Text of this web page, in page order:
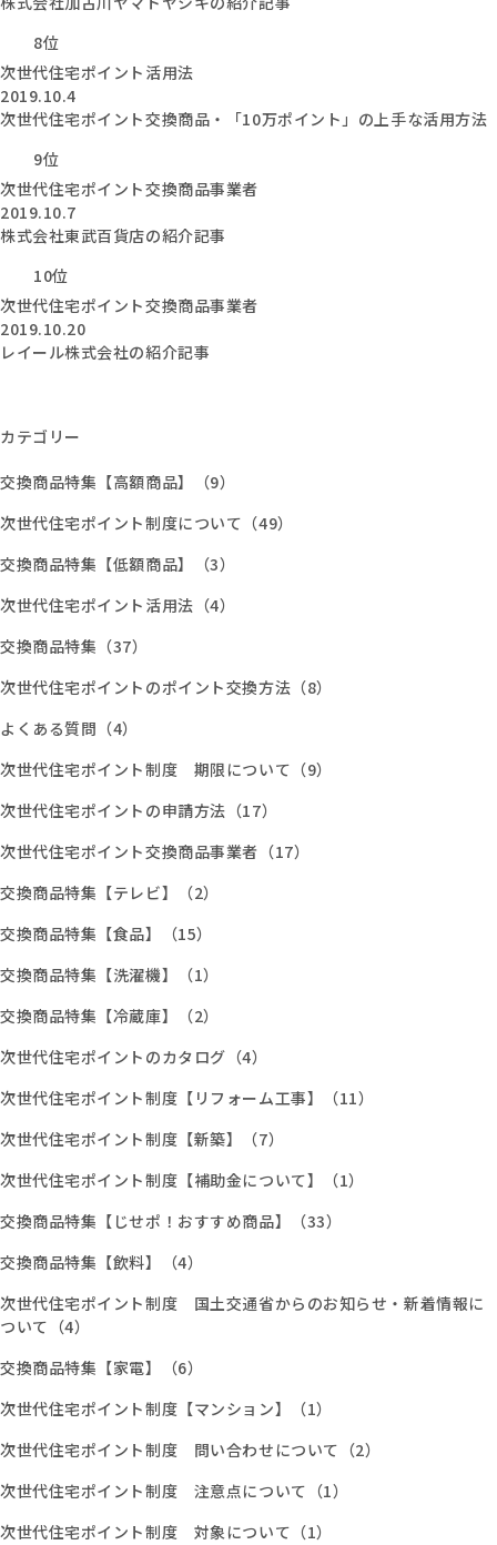
8位
次世代住宅ポイント活用法
2019.10.4
次世代住宅ポイント交換商品・「10万ポイント」の上手な活用方法
9位
次世代住宅ポイント交換商品事業者
2019.10.7
株式会社東武百貨店の紹介記事
10位
次世代住宅ポイント交換商品事業者
2019.10.20
レイール株式会社の紹介記事
カテゴリー
交換商品特集【高額商品】（9）
次世代住宅ポイント制度について（49）
交換商品特集【低額商品】（3）
次世代住宅ポイント活用法（4）
交換商品特集（37）
次世代住宅ポイントのポイント交換方法（8）
よくある質問（4）
次世代住宅ポイント制度 期限について（9）
次世代住宅ポイントの申請方法（17）
次世代住宅ポイント交換商品事業者（17）
交換商品特集【テレビ】（2）
交換商品特集【食品】（15）
交換商品特集【洗濯機】（1）
交換商品特集【冷蔵庫】（2）
次世代住宅ポイントのカタログ（4）
次世代住宅ポイント制度【リフォーム工事】（11）
次世代住宅ポイント制度【新築】（7）
次世代住宅ポイント制度【補助金について】（1）
交換商品特集【じせポ！おすすめ商品】（33）
交換商品特集【飲料】（4）
次世代住宅ポイント制度 国土交通省からのお知らせ・新着情報に
ついて（4）
交換商品特集【家電】（6）
次世代住宅ポイント制度【マンション】（1）
次世代住宅ポイント制度 問い合わせについて（2）
次世代住宅ポイント制度 注意点について（1）
次世代住宅ポイント制度 対象について（1）